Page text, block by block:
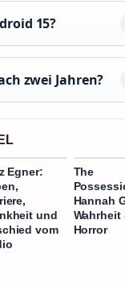
15?
zwei Jahren?
Egner:
und
vom
The
Hannah
Wahrheit
Horror